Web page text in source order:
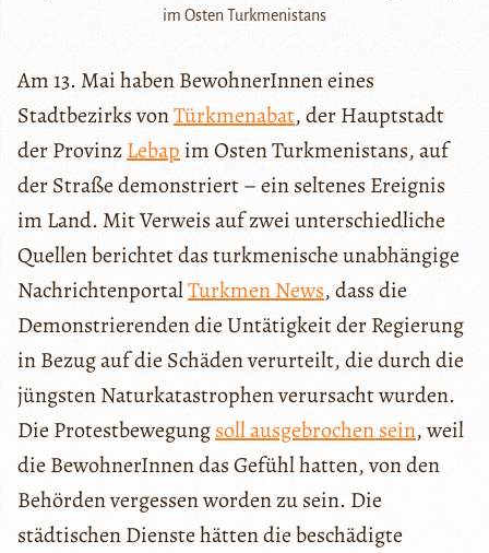
im Osten Turkmenistans
Am 13. Mai haben BewohnerInnen eines
Stadtbezirks vonTürkmenabat, der Hauptstadt
der ProvinzLebap im Osten Turkmenistans, auf
der Straße demonstriert – ein seltenes Ereignis
im Land. Mit Verweis auf zwei unterschiedliche
Quellen berichtet das turkmenische unabhängige
NachrichtenportalTurkmen News, dass die
Demonstrierenden die Untätigkeit der Regierung
in Bezug auf die Schäden verurteilt, die durch die
jüngsten Naturkatastrophen verursacht wurden.
Die Protestbewegungsoll ausgebrochen sein, weil
die BewohnerInnen das Gefühl hatten, von den
Behörden vergessen worden zu sein. Die
städtischen Dienste hätten die beschädigte